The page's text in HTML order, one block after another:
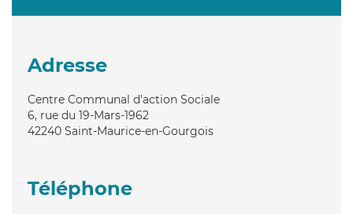
Adresse
Centre Communal d'action Sociale
6, rue du 19-Mars-1962
42240 Saint-Maurice-en-Gourgois
Téléphone